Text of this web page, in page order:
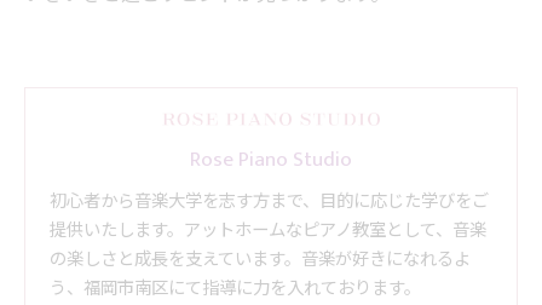
Rose Piano Studio
初心者から音楽大学を志す方まで、目的に応じた学びをご
提供いたします。アットホームなピアノ教室として、音楽
の楽しさと成長を支えています。音楽が好きになれるよ
う、福岡市南区にて指導に力を入れております。